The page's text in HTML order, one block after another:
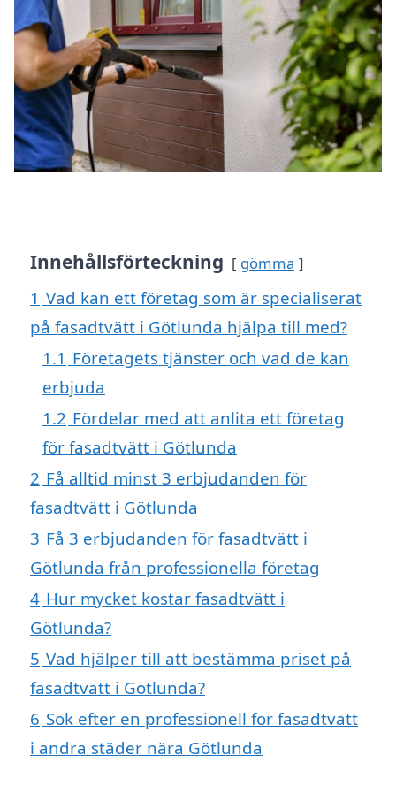
Innehållsförteckning gömma
1 Vad kan ett företag som är specialiserat
på fasadtvätt i Götlunda hjälpa till med?
1.1 Företagets tjänster och vad de kan
erbjuda
1.2 Fördelar med att anlita ett företag
för fasadtvätt i Götlunda
2 Få alltid minst 3 erbjudanden för
fasadtvätt i Götlunda
3 Få 3 erbjudanden för fasadtvätt i
Götlunda från professionella företag
4 Hur mycket kostar fasadtvätt i
Götlunda?
5 Vad hjälper till att bestämma priset på
fasadtvätt i Götlunda?
6 Sök efter en professionell för fasadtvätt
i andra städer nära Götlunda